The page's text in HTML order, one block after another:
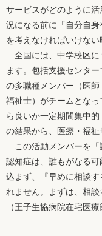
サービスがどのように
況になる前に「自分自身
を考えなければいけない
全国には、中学校区に
ます。包括支援センタ
の多職種メンバー（医
福祉士）がチームとな
ら良いか一定期間集中
の結果から、医療・福祉
この活動メンバーを「
認知症は、誰もがなる
込まず、『早めに相談
れません。まずは、相談
（王子生協病院在宅医